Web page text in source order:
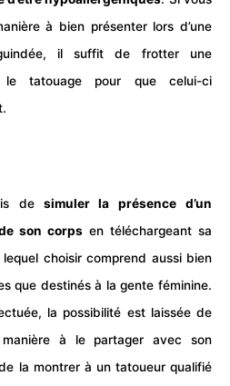
à bien présenter lors d’une
guindée, il suffit de frotter une
le tatouage pour que celui-ci
desimuler la présence d’un
son corps en téléchargeant sa
choisir comprend aussi bien
que destinés à la gente féminine.
la possibilité est laissée de
à le partager avec son
la montrer à un tatoueur qualifié